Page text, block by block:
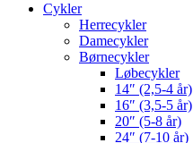
Cykler
Herrecykler
Damecykler
Børnecykler
Løbecykler
14″ (2,5-4 år)
16″ (3,5-5 år)
20″ (5-8 år)
24″ (7-10 år)